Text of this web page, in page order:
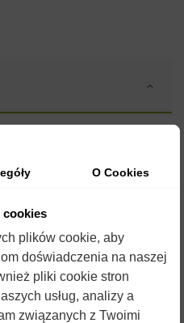
o wymiarach
i łatwe w montażu. Posłużą
znaleźć najbardziej
jak:
O Cookies
cookies
plików cookie, aby
doświadczenia na naszej
pliki cookie stron
usług, analizy a
związanych z Twoimi